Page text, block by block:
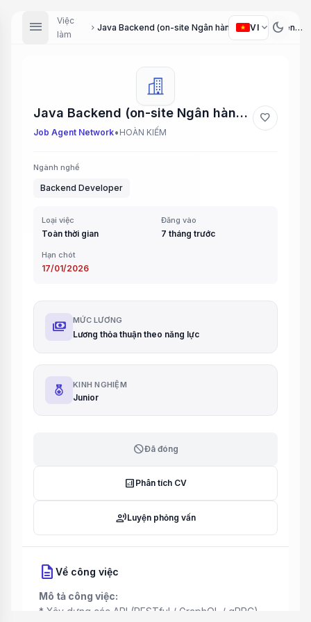
menu
Việc
làm
chevron_right Java Backend (on-site Ngân hàng) (Java Backend Developer (on-site Bank))
VI expand_more dark_mode
Java Backend (on-site Ngân hàng) (Java Backend Developer (on-site Bank))
Job Agent Network• HOÀN KIẾM
favorite
Ngành nghề
Backend Developer
Loại việc
Toàn thời gian
Đăng vào
7 tháng trước
Hạn chót
17/01/2026
payments MỨC LƯƠNG
Lương thỏa thuận theo năng lực
KINH NGHIỆM
Junior
blockĐã đóng
analytics Phân tích CV
record_voice_overLuyện phỏng vấn
description Về công việc
Mô tả công việc:
* Xây dựng các API (RESTful / GraphQL / gRPC)